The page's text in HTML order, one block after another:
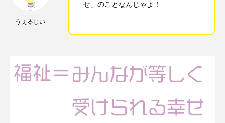
うぇるじい
せ」のことなんじゃよ！